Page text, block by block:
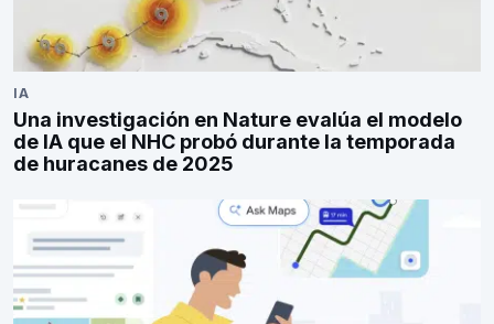
IA
Una investigación en Nature evalúa el modelo
de IA que el NHC probó durante la temporada
de huracanes de 2025